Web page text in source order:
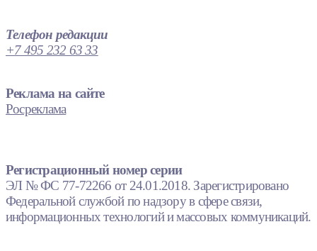
Телефон редакции
+7 495 232 63 33
Реклама на сайте
Росреклама
Регистрационный номер серии
ЭЛ № ФС 77-72266 от 24.01.2018. Зарегистрировано
Федеральной службой по надзору в сфере связи,
информационных технологий и массовых коммуникаций.